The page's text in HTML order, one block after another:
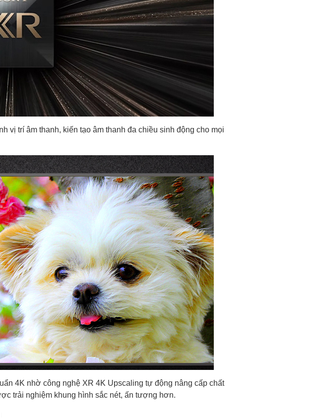
vị trí âm thanh, kiến tạo âm thanh đa chiều sinh động cho mọi
4K nhờ công nghệ XR 4K Upscaling tự động nâng cấp chất
trải nghiệm khung hình sắc nét, ấn tượng hơn.